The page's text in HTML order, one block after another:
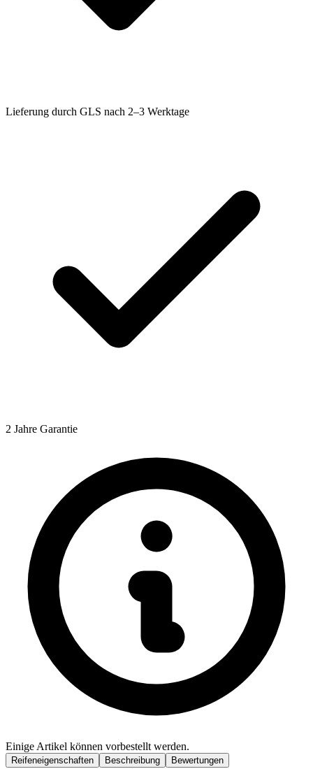
Lieferung durch GLS nach 2–3 Werktage
2 Jahre Garantie
Einige Artikel können vorbestellt werden.
Reifeneigenschaften Beschreibung Bewertungen